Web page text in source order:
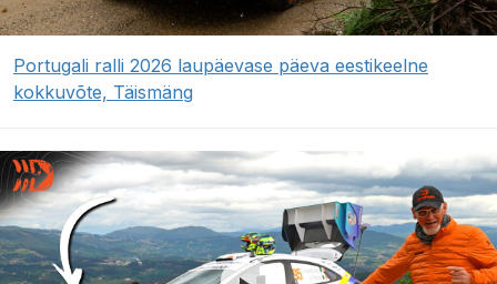
Portugali ralli 2026 laupäevase päeva eestikeelne
kokkuvõte, Täismäng